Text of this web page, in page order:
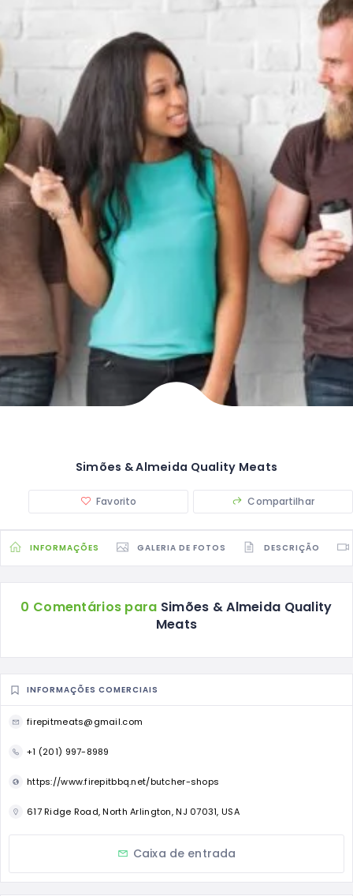
Simões & Almeida Quality Meats
Favorito Compartilhar
INFORMAÇÕES GALERIA DE FOTOS DESCRIÇÃO
0 Comentários para Simões & Almeida Quality
Meats
INFORMAÇÕES COMERCIAIS
firepitmeats@gmail.com
+1 (201) 997-8989
https://www.firepitbbq.net/butcher-shops
617 Ridge Road, North Arlington, NJ 07031, USA
Caixa de entrada